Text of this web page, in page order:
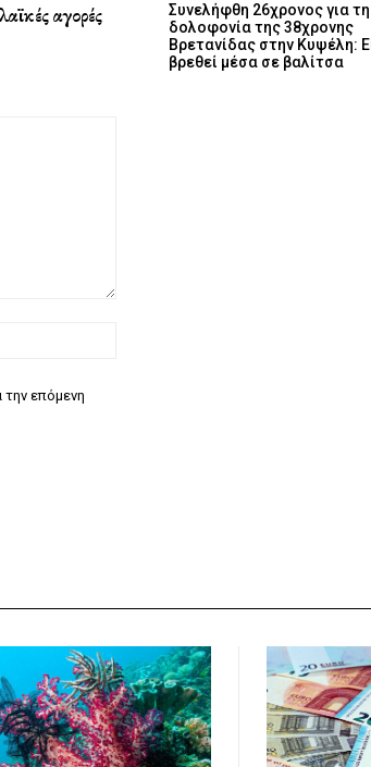
αγορές
επόμενη
Συνελήφθη 26χρονος για τη
δολοφονία της 38χρονης
Βρετανίδας στην Κυψέλη:
βρεθεί μέσα σε βαλίτσα